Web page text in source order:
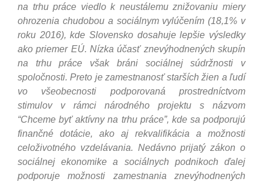
na trhu práce viedlo k neustálemu znižovaniu miery
ohrozenia chudobou a sociálnym vylúčením (18,1% v
roku 2016), kde Slovensko dosahuje lepšie výsledky
ako priemer EÚ. Nízka účasť znevýhodnených skupín
na trhu práce však bráni sociálnej súdržnosti v
spoločnosti. Preto je zamestnanosť starších žien a ľudí
vo všeobecnosti podporovaná prostredníctvom
stimulov v rámci národného projektu s názvom
“Chceme byť aktívny na trhu práce”, kde sa podporujú
finančné dotácie, ako aj rekvalifikácia a možnosti
celoživotného vzdelávania. Nedávno prijatý zákon o
sociálnej ekonomike a sociálnych podnikoch ďalej
podporuje možnosti zamestnania znevýhodnených